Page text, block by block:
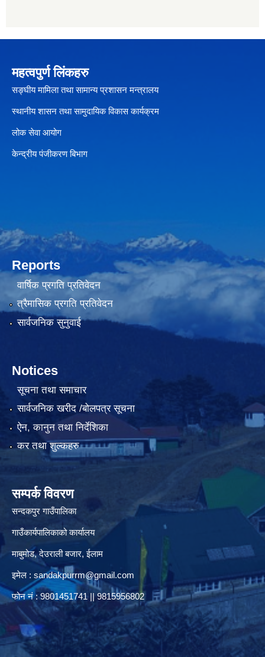
महत्वपुर्ण लिंकहरु
सङ्घीय मामिला तथा सामान्य प्रशासन मन्त्रालय
स्थानीय शासन तथा सामुदायिक विकास कार्यक्रम
लोक सेवा आयोग
केन्द्रीय पंजीकरण बिभाग
Reports
वार्षिक प्रगति प्रतिवेदन
त्रैमासिक प्रगति प्रतिवेदन
सार्वजनिक सुनुवाई
Notices
सूचना तथा समाचार
सार्वजनिक खरीद /बोलपत्र सूचना
ऐन, कानुन तथा निर्देशिका
कर तथा शुल्कहरु
सम्पर्क विवरण
सन्दकपुर गाउँपालिका
गाउँकार्यपालिकाको कार्यालय
माबुमोड, देउराली बजार, ईलाम
इमेल : sandakpurrm@gmail.com
फोन नं : 9801451741 || 9815956802